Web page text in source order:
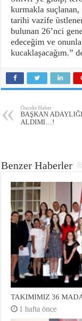
kurmakla
tarihi vazife
bulunan 26’nci
edeceğim ve
kucaklaşacağım.”
Önceki Haber
BAŞKAN
ALDIMI…!
Benzer Haberler
TAKIMIMIZ 36
1 hafta önce